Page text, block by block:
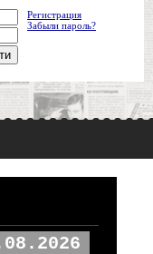
Регистрация
Забыли пароль?